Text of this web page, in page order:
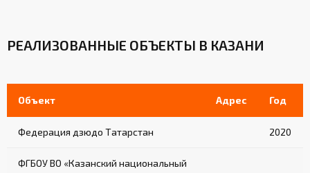
РЕАЛИЗОВАННЫЕ ОБЪЕКТЫ В КАЗАНИ
Объект Адрес Год
Федерация дзюдо Татарстан 2020
ФГБОУ ВО «Казанский национальный